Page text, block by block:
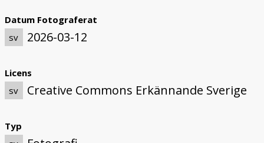
Datum Fotograferat
sv
2026-03-12
Licens
sv
Creative Commons Erkännande Sverige
Typ